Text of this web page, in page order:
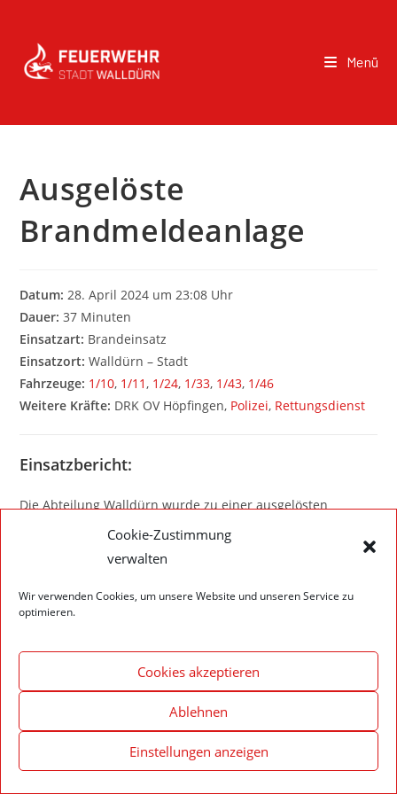
Cookie-Zustimmung
verwalten
Wir verwenden Cookies, um unsere Website und unseren Service zu
optimieren.
Cookies akzeptieren
Ablehnen
Einstellungen anzeigen
Menü
Ausgelöste
Brandmeldeanlage
Datum: 28. April 2024 um 23:08 Uhr
Dauer: 37 Minuten
Einsatzart: Brandeinsatz
Einsatzort: Walldürn – Stadt
Fahrzeuge: 1/10, 1/11, 1/24, 1/33, 1/43, 1/46
Weitere Kräfte: DRK OV Höpfingen, Polizei, Rettungsdienst
Einsatzbericht:
Die Abteilung Walldürn wurde zu einer ausgelösten
Brandmeldeanlage alarmiert. Nach Eintreffen der
Einsatzkräfte wurde der betroffene Bereich kontrolliert und
zurückgestellt und an den Betreiber übergeben.
Impressum – Datenschutzerklärung Cookie-Richtlinie (EU)